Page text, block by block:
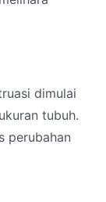
dimulai
tubuh.
perubahan